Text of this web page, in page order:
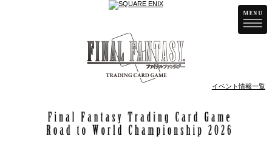
イベント情報一覧